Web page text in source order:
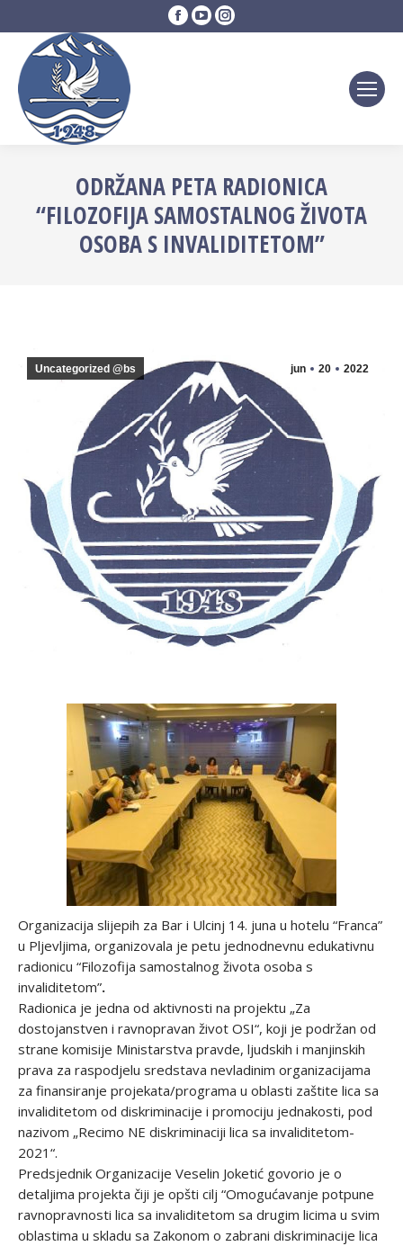
Facebook
page
YouTube
page
Instagram
page
ODRŽANA PETA RADIONICA
“FILOZOFIJA SAMOSTALNOG ŽIVOTA
OSOBA S INVALIDITETOM”
jun 20 2022
Uncategorized @bs
Organizacija slijepih za Bar i Ulcinj 14. juna u hotelu “Franca”
u Pljevljima, organizovala je petu jednodnevnu edukativnu
radionicu “Filozofija samostalnog života osoba s
invaliditetom”.
Radionica je jedna od aktivnosti na projektu „Za
dostojanstven i ravnopravan život OSI“, koji je podržan od
strane komisije Ministarstva pravde, ljudskih i manjinskih
prava za raspodjelu sredstava nevladinim organizacijama
za finansiranje projekata/programa u oblasti zaštite lica sa
invaliditetom od diskriminacije i promociju jednakosti, pod
nazivom „Recimo NE diskriminaciji lica sa invaliditetom-
2021“.
Predsjednik Organizacije Veselin Joketić govorio je o
detaljima projekta čiji je opšti cilj “Omogućavanje potpune
ravnopravnosti lica sa invaliditetom sa drugim licima u svim
oblastima u skladu sa Zakonom o zabrani diskriminacije lica